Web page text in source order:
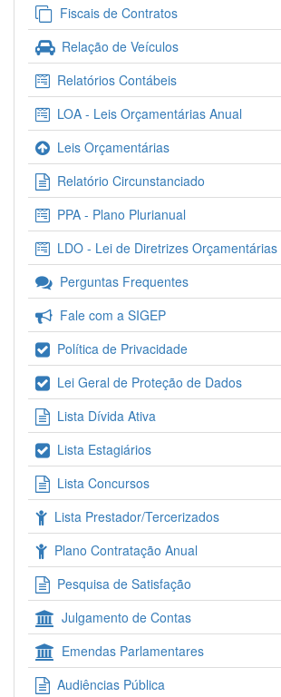
Fiscais de Contratos
Relação de Veículos
Relatórios Contábeis
LOA - Leis Orçamentárias Anual
Leis Orçamentárias
Relatório Circunstanciado
PPA - Plano Plurianual
LDO - Lei de Diretrizes Orçamentárias
Perguntas Frequentes
Fale com a SIGEP
Política de Privacidade
Lei Geral de Proteção de Dados
Lista Dívida Ativa
Lista Estagiários
Lista Concursos
Lista Prestador/Tercerizados
Plano Contratação Anual
Pesquisa de Satisfação
Julgamento de Contas
Emendas Parlamentares
Audiências Pública